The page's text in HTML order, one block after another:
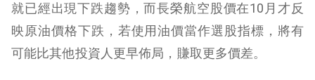
就已經出現下跌趨勢，而長榮航空股價在10月才反
映原油價格下跌，若使用油價當作選股指標，將有
可能比其他投資人更早佈局，賺取更多價差。